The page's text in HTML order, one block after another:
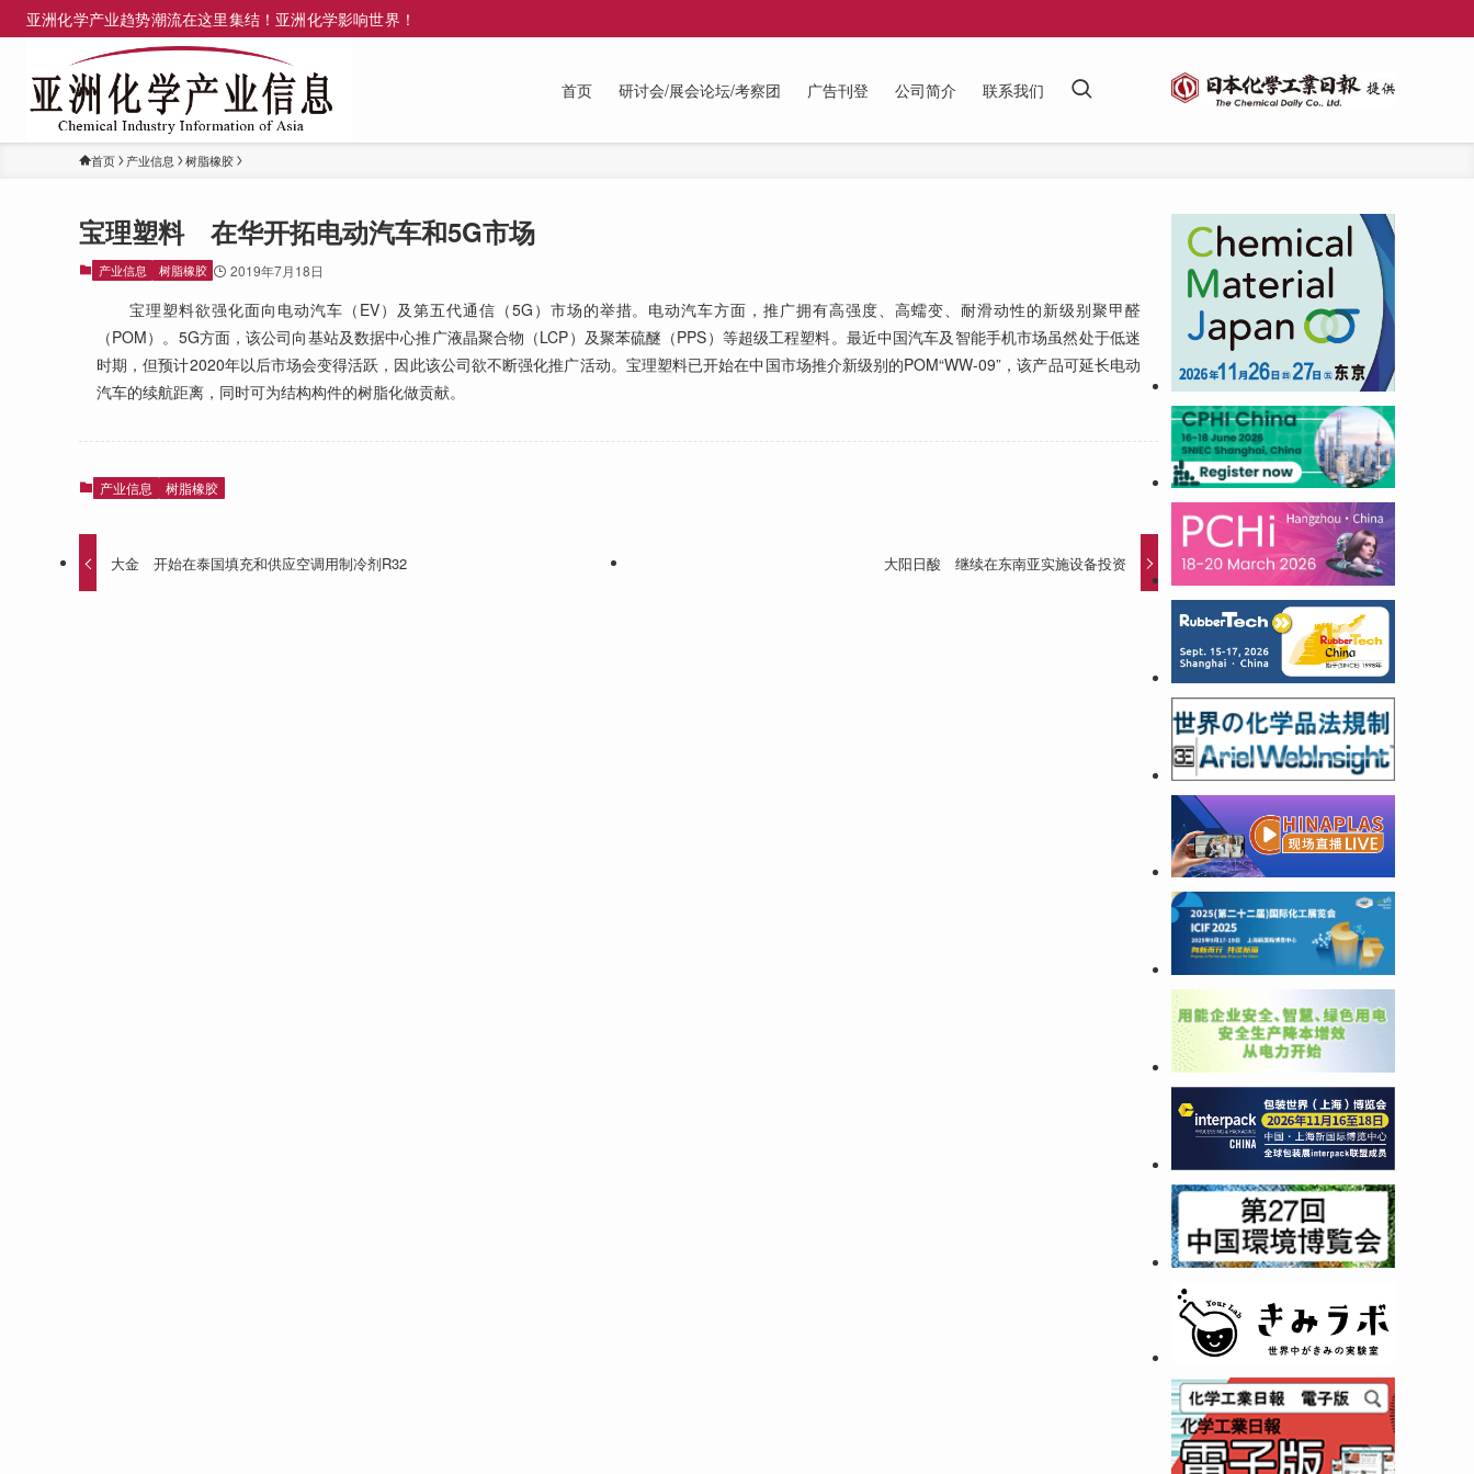
亚洲化学产业趋势潮流在这里集结！亚洲化学影响世界！
首页 研讨会/展会论坛/考察团 广告刊登 公司简介 联系我们
首页 产业信息 树脂橡胶
宝理塑料 在华开拓电动汽车和5G市场
产业信息 树脂橡胶 2019年7月18日
宝理塑料欲强化面向电动汽车（EV）及第五代通信（5G）市场的举措。电动汽车方面，推广拥有高强度、高蠕变、耐滑动性的新级别聚甲醛
（POM）。5G方面，该公司向基站及数据中心推广液晶聚合物（LCP）及聚苯硫醚（PPS）等超级工程塑料。最近中国汽车及智能手机市场虽然处于低迷
时期，但预计2020年以后市场会变得活跃，因此该公司欲不断强化推广活动。宝理塑料已开始在中国市场推介新级别的POM“WW-09”，该产品可延长电动
汽车的续航距离，同时可为结构构件的树脂化做贡献。
产业信息 树脂橡胶
大金 开始在泰国填充和供应空调用制冷剂R32 大阳日酸 继续在东南亚实施设备投资